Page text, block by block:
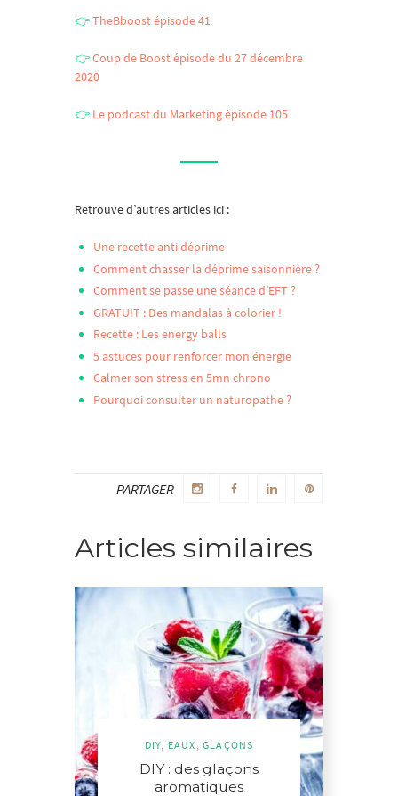
👉TheBboost épisode 41
👉Coup de Boost épisode du 27 décembre
2020
👉 Le podcast du Marketing épisode 105
Retrouve d’autres articles ici :
Une recette anti déprime
Comment chasser la déprime saisonnière ?
Comment se passe une séance d’EFT ?
GRATUIT : Des mandalas à colorier !
Recette : Les energy balls
5 astuces pour renforcer mon énergie
Calmer son stress en 5mn chrono
Pourquoi consulter un naturopathe ?
PARTAGER
Articles similaires
DIY EAUX GLAÇONS
DIY : des glaçons
aromatiques